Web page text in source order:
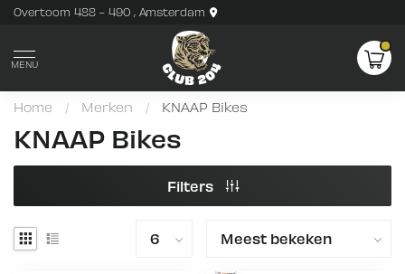
Overtoom 488 - 490 , Amsterdam
MENU
Home / Merken / KNAAP Bikes
KNAAP Bikes
Filters